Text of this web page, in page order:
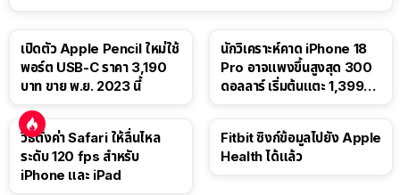
เปิดตัว Apple Pencil ใหม่ใช้
พอร์ต USB-C ราคา 3,190
บาท ขาย พ.ย. 2023 นี้
นักวิเคราะห์คาด iPhone 18
Pro อาจแพงขึ้นสูงสุด 300
ดอลลาร์ เริ่มต้นแตะ 1,399
วิธีตั้งค่า Safari ให้ลื่นไหล
ระดับ 120 fps สำหรับ
iPhone และ iPad
Fitbit ซิงก์ข้อมูลไปยัง Apple
Health ได้แล้ว